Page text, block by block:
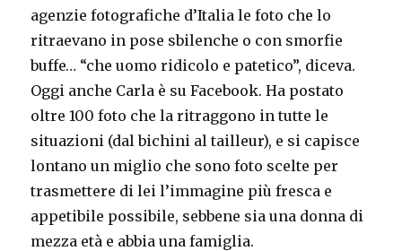
agenzie fotografiche d’Italia le foto che lo
ritraevano in pose sbilenche o con smorfie
buffe… “che uomo ridicolo e patetico”, diceva.
Oggi anche Carla è su Facebook. Ha postato
oltre 100 foto che la ritraggono in tutte le
situazioni (dal bichini al tailleur), e si capisce
lontano un miglio che sono foto scelte per
trasmettere di lei l’immagine più fresca e
appetibile possibile, sebbene sia una donna di
mezza età e abbia una famiglia.